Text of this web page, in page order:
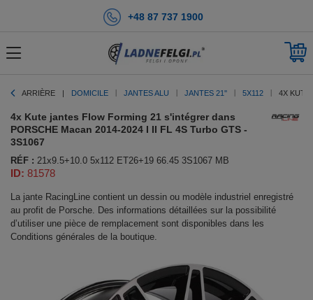
+48 87 737 1900
ARRIÈRE DOMICILE JANTES ALU JANTES 21'' 5X112 4X KUTE
4x Kute jantes Flow Forming 21 s'intégrer dans
PORSCHE Macan 2014-2024 I II FL 4S Turbo GTS -
3S1067
RÉF : 21x9.5+10.0 5x112 ET26+19 66.45 3S1067 MB
ID: 81578
La jante RacingLine contient un dessin ou modèle industriel enregistré
au profit de Porsche. Des informations détaillées sur la possibilité
d’utiliser une pièce de remplacement sont disponibles dans les
Conditions générales de la boutique.